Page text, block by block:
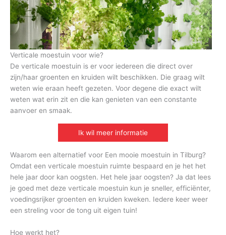
Verticale moestuin voor wie?
De verticale moestuin is er voor iedereen die direct over
zijn/haar groenten en kruiden wilt beschikken. Die graag wilt
weten wie eraan heeft gezeten. Voor degene die exact wilt
weten wat erin zit en die kan genieten van een constante
aanvoer en smaak.
Ik wil meer informatie
Waarom een alternatief voor Een mooie moestuin in Tilburg?
Omdat een verticale moestuin ruimte bespaard en je het het
hele jaar door kan oogsten. Het hele jaar oogsten? Ja dat lees
je goed met deze verticale moestuin kun je sneller, efficiënter,
voedingsrijker groenten en kruiden kweken. Iedere keer weer
een streling voor de tong uit eigen tuin!
Hoe werkt het?